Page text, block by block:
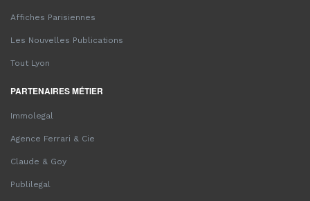
Affiches Parisiennes
Les Nouvelles Publications
Tout Lyon
PARTENAIRES MÉTIER
Immolegal
Agence Ferrari & Cie
Claude & Goy
Publilegal